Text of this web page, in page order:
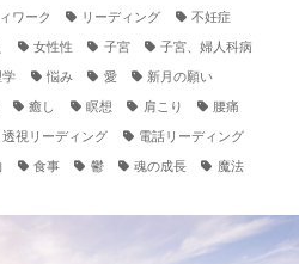
ワーク リーディング 不妊症
女性性 子宮 子宮、婦人科病
学 悩み 愛 新月の願い
癒し 瞑想 肩こり 腰痛
透視リーディング 電話リーディング
食事 鬱 魂の成長 魔法